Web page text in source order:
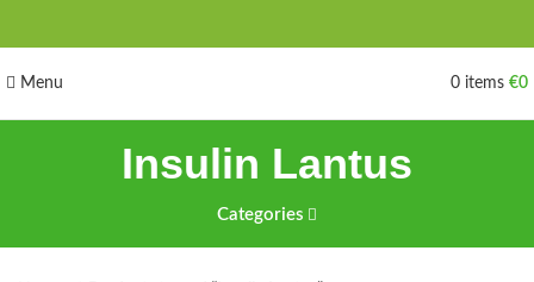
Menu 0 items €0
Insulin Lantus
Categories